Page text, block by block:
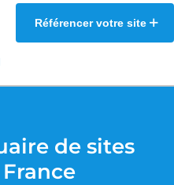
Référencer votre site
de sites